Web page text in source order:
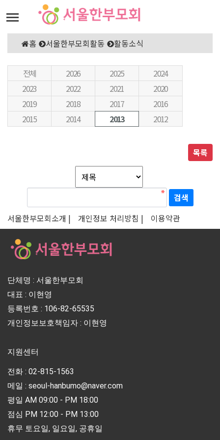
홈 서울한부모회활동 활동소식
전체 2026 2025
2024
2023
2022 2021
2020
2019
2018 2017
2016
2015
2014 2013 2012
목록
서울한부모회소개 | 개인정보 처리방침 | 이용약관
단체명 : 서울한부모회
대표 : 이현영
등록번호 : 106-82-65535
개인정보보호책임자 : 이현영
지원센터
전화 : 02-815-1563
메일 : seoul-hanbumo@naver.com
평일 AM 09:00 - PM 18:00
점심 PM 12:00 - PM 13:00
휴무 토요일, 일요일, 공휴일